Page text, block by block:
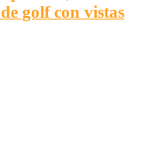
golf con vistas